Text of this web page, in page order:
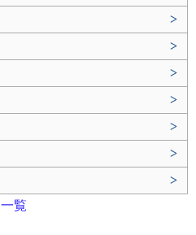
>
>
>
>
>
>
>
一覧